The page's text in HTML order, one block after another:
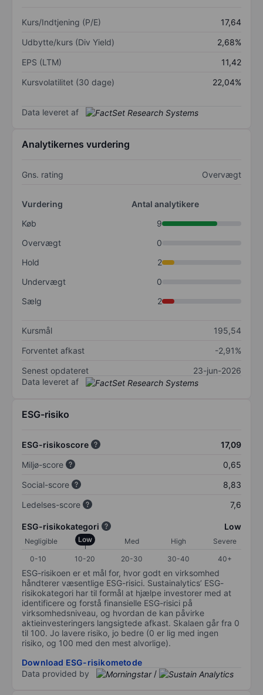
Kurs/Indtjening (P/E)
17,64
Udbytte/kurs (Div Yield)
2,68%
EPS (LTM)
11,42
Kursvolatilitet (30 dage)
22,04%
Data leveret af
Analytikernes vurdering
Gns. rating Overvægt
Vurdering
Antal analytikere
Køb
9
Overvægt
0
Hold
2
Undervægt
0
Sælg
2
Kursmål
195,54
Forventet afkast
-2,91%
Senest opdateret
23-jun-2026
Data leveret af
ESG-risiko
ESG-risikoscore
17,09
Miljø-score
0,65
Social-score
8,83
Ledelses-score
7,6
ESG-risikokategori Low
Negligible Low Med High
Severe
0-10
10-20 20-30 30-40 40+
ESG-risikoen er et mål for, hvor godt en virksomhed
håndterer væsentlige ESG-risici. Sustainalytics’ ESG-
risikokategori har til formål at hjælpe investorer med at
identificere og forstå finansielle ESG-risici på
virksomhedsniveau, og hvordan de kan påvirke
aktieinvesteringers langsigtede afkast. Skalaen går fra 0
til 100. Jo lavere risiko, jo bedre (0 er lig med ingen
risiko, og 100 med den mest alvorlige).
Download ESG-risikometode
Data provided by
/